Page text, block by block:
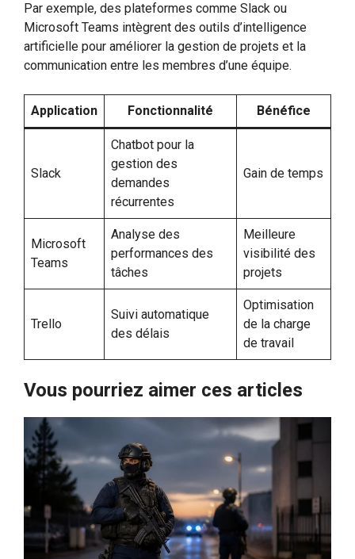
Par exemple, des plateformes comme Slack ou
Microsoft Teams intègrent des outils d’intelligence
artificielle pour améliorer la gestion de projets et la
communication entre les membres d’une équipe.
Application Fonctionnalité Bénéfice
Slack
Chatbot pour la
gestion des
demandes
récurrentes
Gain de temps
Microsoft
Teams
Analyse des
performances des
tâches
Meilleure
visibilité des
projets
Trello
Suivi automatique
des délais
Optimisation
de la charge
de travail
Vous pourriez aimer ces articles